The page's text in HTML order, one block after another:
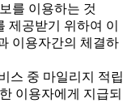
를 이용하는 것
공받기 위하여 이
이용자간의 체결하
스 중 마일리지 적립
이용자에게 지급되